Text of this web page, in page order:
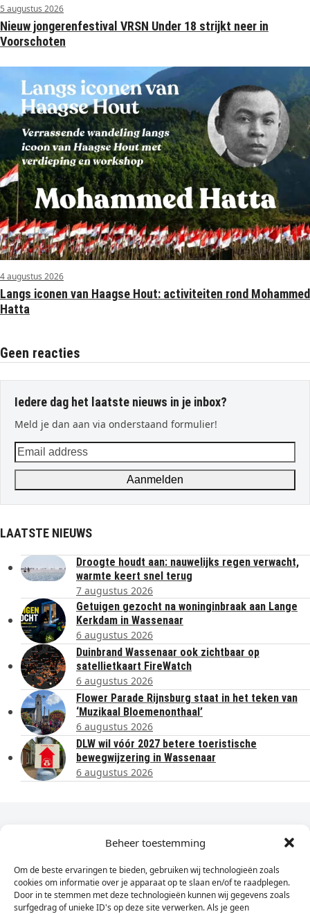
Beheer toestemming
Om de beste ervaringen te bieden, gebruiken wij technologieën zoals
cookies om informatie over je apparaat op te slaan en/of te raadplegen.
Door in te stemmen met deze technologieën kunnen wij gegevens zoals
surfgedrag of unieke ID's op deze site verwerken. Als je geen
5 augustus 2026
Nieuw jongerenfestival VRSN Under 18 strijkt neer in
Voorschoten
4 augustus 2026
Langs iconen van Haagse Hout: activiteiten rond Mohammed
Hatta
Geen reacties
Iedere dag het laatste nieuws in je inbox?
Meld je dan aan via onderstaand formulier!
Email
address
Aanmelden
LAATSTE NIEUWS
Droogte houdt aan: nauwelijks regen verwacht,
warmte keert snel terug
7 augustus 2026
Getuigen gezocht na woninginbraak aan Lange
Kerkdam in Wassenaar
6 augustus 2026
Duinbrand Wassenaar ook zichtbaar op
satellietkaart FireWatch
6 augustus 2026
Flower Parade Rijnsburg staat in het teken van
‘Muzikaal Bloemenonthaal’
6 augustus 2026
DLW wil vóór 2027 betere toeristische
bewegwijzering in Wassenaar
6 augustus 2026
Dagelijks het laatste nieuws in je e-mail?
Vul
hier
je